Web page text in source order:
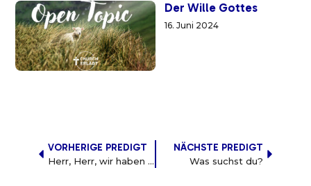
Der Wille Gottes
16. Juni 2024
VORHERIGE PREDIGT
Herr, Herr, wir haben ein Problem
NÄCHSTE PREDIGT
Was suchst du?